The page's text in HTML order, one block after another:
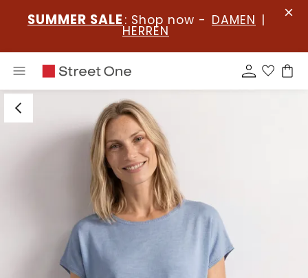
SUMMER SALE : Shop now - DAMEN |
HERREN